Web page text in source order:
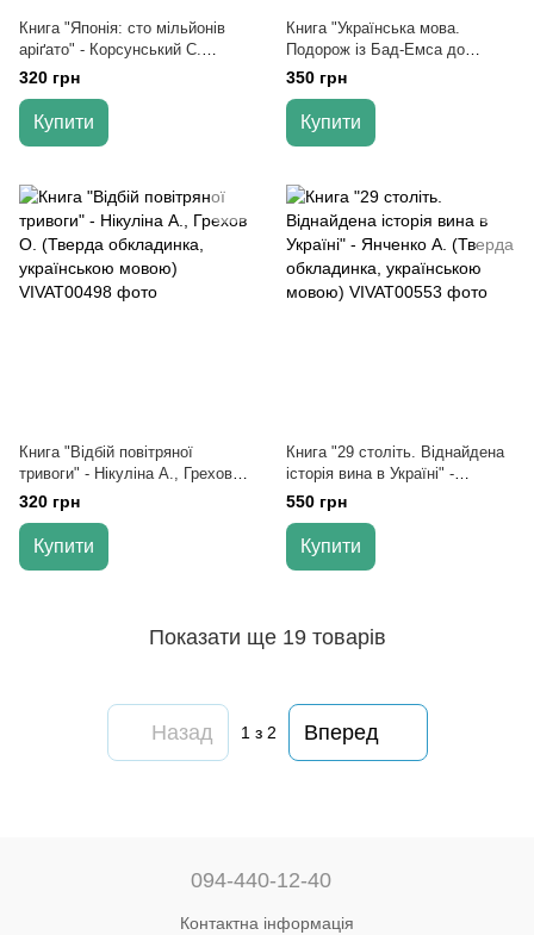
Книга "Японія: сто мільйонів
аріґато" - Корсунський С.
(Тверда обкладинка,
українською мовою)
320 грн
Купити
Книга "Українська мова.
Подорож із Бад-Емса до
Страсбурга" - Демська О. (Тв.
обкладинка, українською
мовою)
350 грн
Купити
Книга "Відбій повітряної
тривоги" - Нікуліна А., Грехов
О. (Тверда обкладинка,
українською мовою)
320 грн
Купити
Книга "29 століть. Віднайдена
історія вина в Україні" -
Янченко А. (Тверда
обкладинка, українською
мовою)
550 грн
Купити
Показати ще 19 товарів
Назад 1 з 2 Вперед
094-440-12-40
Контактна інформація